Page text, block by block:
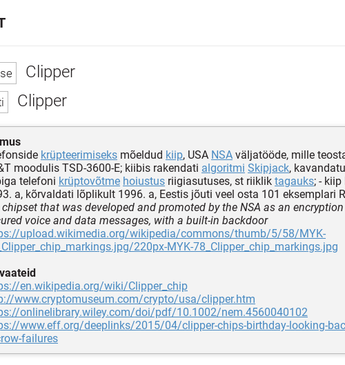
Clipper
Clipper
krüpteerimiseks mõeldud kiip, USA NSA väljatööde, mille
moodulis TSD-3600-E; kiibis rakendati algoritmi Skipjack,
telefoni krüptovõtme hoiustus riigiasutuses, st riiklik tagauks; -
a, kõrvaldati lõplikult 1996. a, Eestis jõuti veel osta 101 eksemplari
chipset that was developed and promoted by the NSA as an
voice and data messages, with a built-in backdoor
upload.wikimedia.org/wikipedia/commons/thumb/5/58/MYK-
220px-MYK-78_Clipper_chip_markings.jpg
en.wikipedia.org/wiki/Clipper_chip
www.cryptomuseum.com/crypto/usa/clipper.htm
onlinelibrary.wiley.com/doi/pdf/10.1002/nem.4560040102
www.eff.org/deeplinks/2015/04/clipper-chips-birthday-looking-
failures